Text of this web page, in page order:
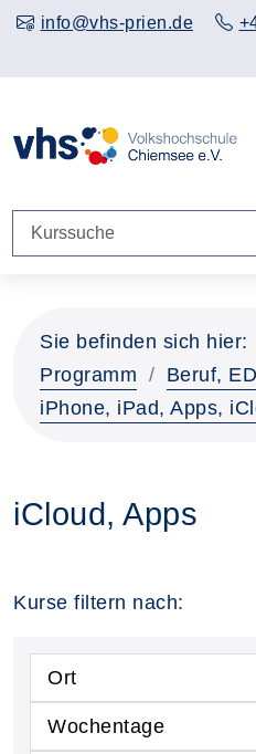
info@vhs-prien.de
Sie befinden sich hier:
Programm
Beruf,
iPhone, iPad, Apps,
iCloud, Apps
Kurse filtern nach:
Ort
Wochentage